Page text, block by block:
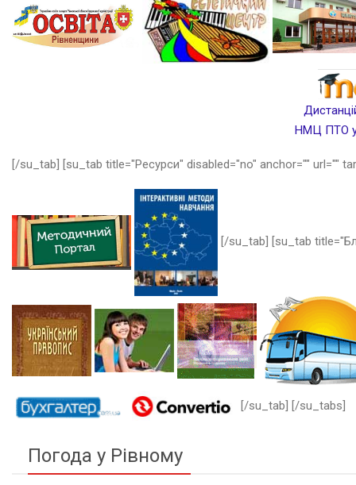
НМЦ ПТО у
[/su_tab] [su_tab title="Ресурси" disabled="no" anchor="" url=""
[/su_tab] [su_tab
[/su_tab] [/su_tabs]
Погода у Рівному